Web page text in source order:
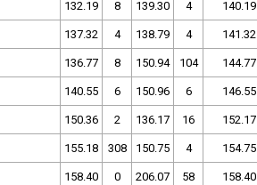
132.19 8 139.30 4 140.19
137.32 4 138.79 4 141.32
136.77 8 150.94 104 144.77
140.55 6 150.96 6 146.55
150.36 2 136.17 16 152.17
155.18 308 150.75 4 154.75
158.40 0 206.07 58 158.40